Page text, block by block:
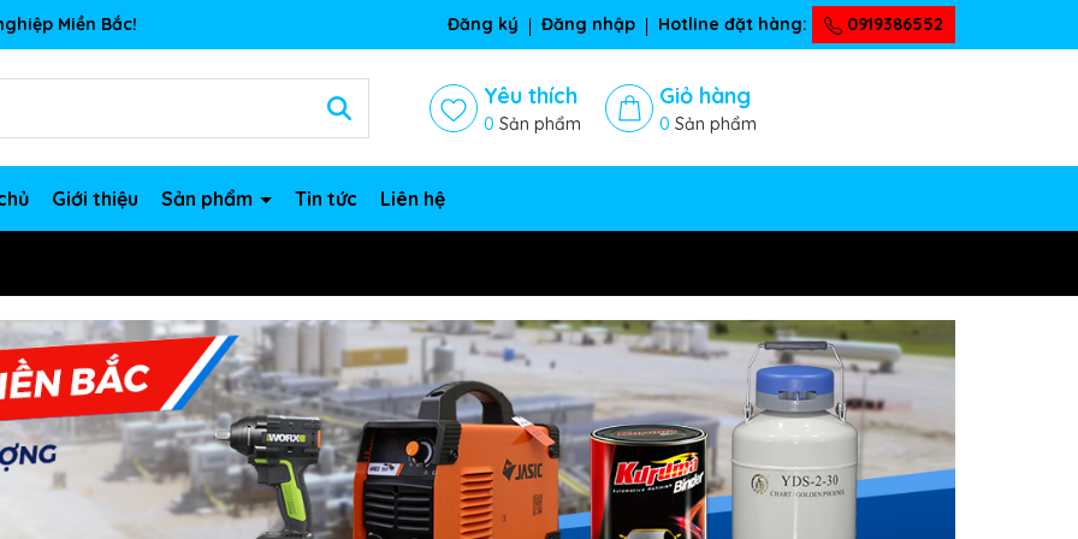
Miền Bắc! Đăng ký Đăng nhập Hotline đặt hàng: 0919386552
Yêu thích
0 Sản phẩm
Giỏ hàng
0 Sản phẩm
Giới thiệu Sản phẩm Tin tức Liên hệ